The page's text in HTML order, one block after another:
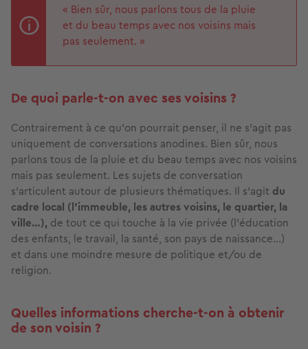
« Bien sûr, nous parlons tous de la pluie
et du beau temps avec nos voisins mais
pas seulement. »
De quoi parle-t-on avec ses voisins ?
Contrairement à ce qu’on pourrait penser, il ne s'agit pas
uniquement de conversations anodines. Bien sûr, nous
parlons tous de la pluie et du beau temps avec nos voisins
mais pas seulement. Les sujets de conversation
s'articulent autour de plusieurs thématiques. Il s’agit du
cadre local (l’immeuble, les autres voisins, le quartier, la
ville…), de tout ce qui touche à la vie privée (l’éducation
des enfants, le travail, la santé, son pays de naissance…)
et dans une moindre mesure de politique et/ou de
religion.
Quelles informations cherche-t-on à obtenir
de son voisin ?